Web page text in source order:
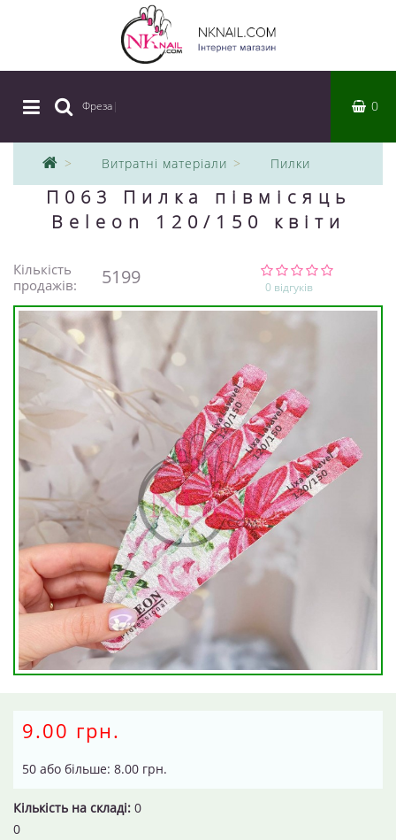
Фреза| 0
Витратні матеріали Пилки
П063 Пилка півмісяць
Beleon 120/150 квіти
Кількість
продажів:
5199 0 відгуків
9.00 грн.
50 або більше: 8.00 грн.
Кількість на складі: 0
0